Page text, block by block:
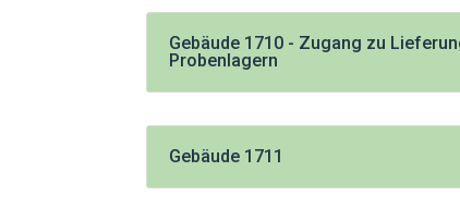
Gebäude 1710 - Zugang zu
Probenlagern
Gebäude 1711